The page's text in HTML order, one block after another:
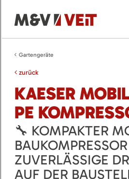
Gartengeräte
zurück
KAESER
PE
🔧 KOMPAKTER
ZUVERLÄSSIGE
AUF DER